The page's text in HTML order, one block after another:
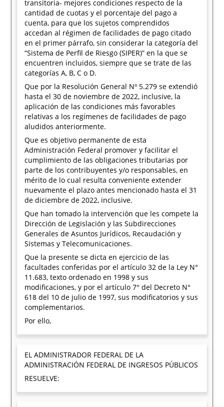
transitoria- mejores condiciones respecto de la
cantidad de cuotas y el porcentaje del pago a
cuenta, para que los sujetos comprendidos
accedan al régimen de facilidades de pago citado
en el primer párrafo, sin considerar la categoría del
“Sistema de Perfil de Riesgo (SIPER)” en la que se
encuentren incluidos, siempre que se trate de las
categorías A, B, C o D.
Que por la Resolución General Nº 5.279 se extendió
hasta el 30 de noviembre de 2022, inclusive, la
aplicación de las condiciones más favorables
relativas a los regímenes de facilidades de pago
aludidos anteriormente.
Que es objetivo permanente de esta
Administración Federal promover y facilitar el
cumplimiento de las obligaciones tributarias por
parte de los contribuyentes y/o responsables, en
mérito de lo cual resulta conveniente extender
nuevamente el plazo antes mencionado hasta el 31
de diciembre de 2022, inclusive.
Que han tomado la intervención que les compete la
Dirección de Legislación y las Subdirecciones
Generales de Asuntos Jurídicos, Recaudación y
Sistemas y Telecomunicaciones.
Que la presente se dicta en ejercicio de las
facultades conferidas por el artículo 32 de la Ley N°
11.683, texto ordenado en 1998 y sus
modificaciones, y por el artículo 7° del Decreto N°
618 del 10 de julio de 1997, sus modificatorios y sus
complementarios.
Por ello,
EL ADMINISTRADOR FEDERAL DE LA
ADMINISTRACIÓN FEDERAL DE INGRESOS PÚBLICOS
RESUELVE: